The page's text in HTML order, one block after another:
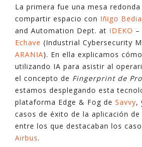
La primera fue una mesa
compartir espacio con Iñigo
and Automation Dept. at IDEKO –
Echave (Industrial Cybersecurity
ARANIA). En ella explicamos
utilizando IA para asistir al
el concepto de Fingerprint de
estamos desplegando esta
plataforma Edge & Fog de Savvy,
casos de éxito de la aplicación
entre los que destacaban los
Airbus.